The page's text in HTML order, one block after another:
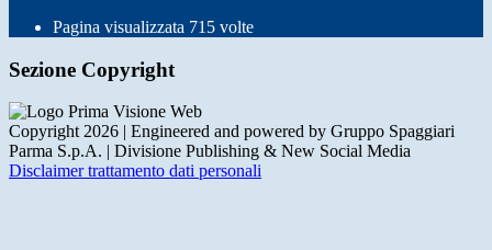
Pagina visualizzata 715 volte
Sezione Copyright
Copyright 2026 | Engineered and powered by Gruppo Spaggiari
Parma S.p.A. | Divisione Publishing & New Social Media
Disclaimer trattamento dati personali